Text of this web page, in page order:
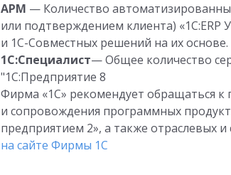
АРМ — Количество
или подтверждением клиента)
и 1С-Совместных решений на их основе.
1С:Специалист— Общее количество
"1С:Предприятие 8
Фирма «1С» рекомендует обращаться к
и сопровождения программных
предприятием 2», а также отраслевых
на сайте Фирмы 1С